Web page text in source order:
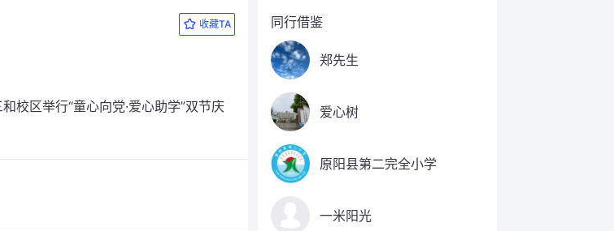
收藏TA 同行借鉴
郑先生
爱心树
原阳县第二完全小学
一米阳光